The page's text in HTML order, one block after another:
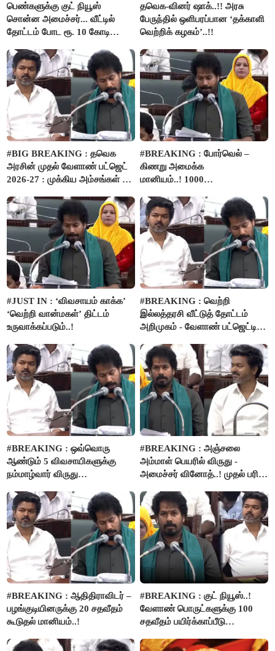
பெண்களுக்கு குட் நியூஸ்
சொன்ன அமைச்சர்... வீட்டில்
தோட்டம் போட ரூ. 10 கோடி
தவெக-வினர் ஷாக்..!! அரசு
பேருந்தில் ஒளிபரப்பான ‘தக்காளி
வெற்றிக் கழகம்’..!!
#BIG BREAKING : தவெக
அரசின் முதல் வேளாண் பட்ஜெட்
2026-27 : முக்கிய அம்சங்கள் ஓர்
#BREAKING : போர்வெல் –
கிணறு அமைக்க
மானியம்..! 1000
பம்புசெட் வழங்கப்படும்..!
#JUST IN : ‘விவசாயம் காக்க’
‘வெற்றி வான்மகள்’ திட்டம்
உருவாக்கப்படும்..!
#BREAKING : வெற்றி
இல்லத்தரசி வீட்டுத் தோட்டம்
அறிமுகம் - வேளாண் பட்ஜெட்டில்
#BREAKING : ஒவ்வொரு
ஆண்டும் 5 விவசாயிகளுக்கு
நம்மாழ்வார் விருது
#BREAKING : அஞ்சலை
அம்மாள் பெயரில் விருது -
அமைச்சர் வினோத்..! முதல் பரிசு
#BREAKING : ஆதிதிராவிடர் –
பழங்குடியினருக்கு 20 சதவீதம்
கூடுதல் மானியம்..!
#BREAKING : குட் நியூஸ்..!
வேளாண் பொருட்களுக்கு 100
சதவீதம் பயிர்க்காப்பீடு
வினோத்..!